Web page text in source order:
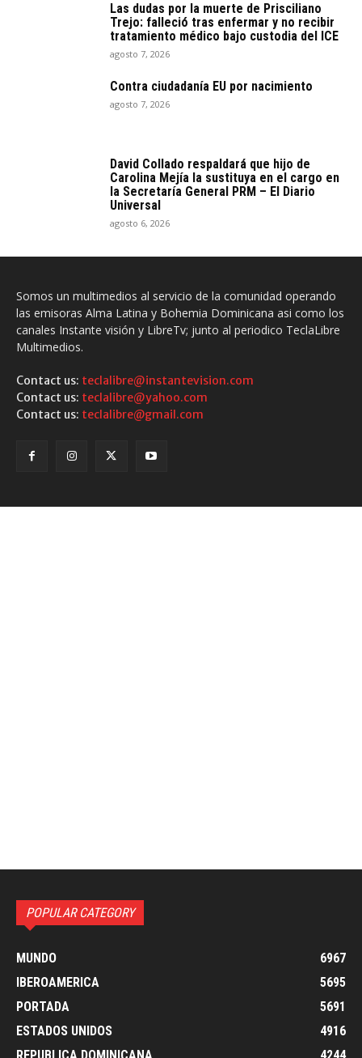
Las dudas por la muerte de Prisciliano
Trejo: falleció tras enfermar y no recibir
tratamiento médico bajo custodia del ICE
agosto 7, 2026
Contra ciudadanía EU por nacimiento
agosto 7, 2026
David Collado respaldará que hijo de
Carolina Mejía la sustituya en el cargo en
la Secretaría General PRM – El Diario
Universal
agosto 6, 2026
Somos un multimedios al servicio de la comunidad operando
las emisoras Alma Latina y Bohemia Dominicana asi como los
canales Instante visión y LibreTv; junto al periodico TeclaLibre
Multimedios.
Contact us: teclalibre@instantevision.com
Contact us: teclalibre@yahoo.com
Contact us: teclalibre@gmail.com
POPULAR CATEGORY
MUNDO
6967
IBEROAMERICA
5695
PORTADA
5691
ESTADOS UNIDOS
4916